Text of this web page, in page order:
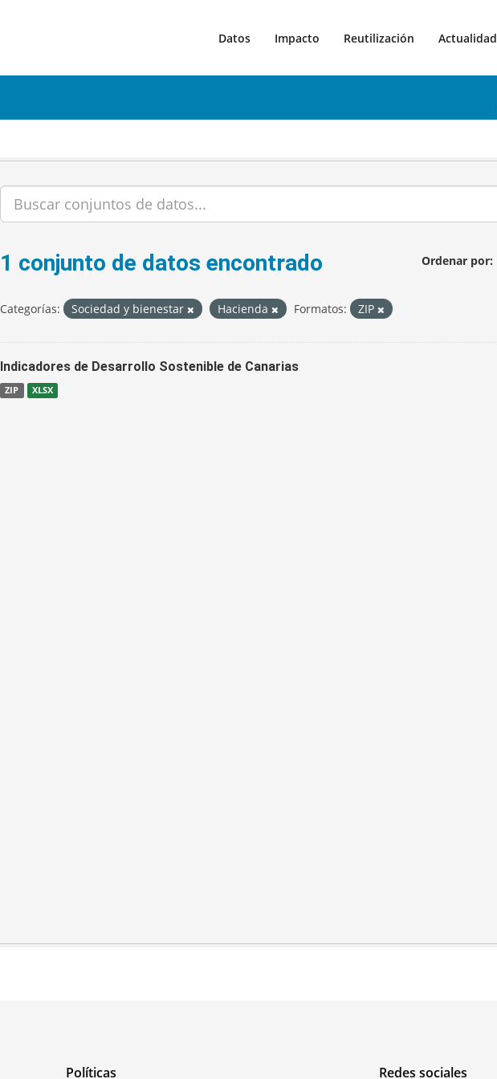
Datos Impacto Reutilización Actualidad
Ordenar por
1 conjunto de datos encontrado
Categorías: Sociedad y bienestar Hacienda Formatos: ZIP
Indicadores de Desarrollo Sostenible de Canarias
ZIP XLSX
Políticas Redes sociales